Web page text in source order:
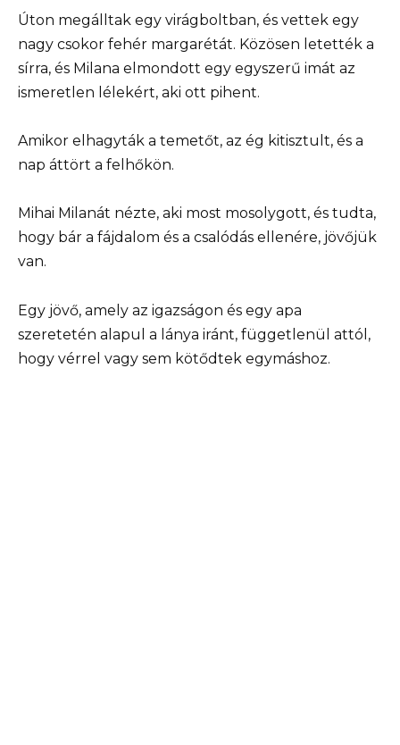
Úton megálltak egy virágboltban, és vettek egy
nagy csokor fehér margarétát. Közösen letették a
sírra, és Milana elmondott egy egyszerű imát az
ismeretlen lélekért, aki ott pihent.
Amikor elhagyták a temetőt, az ég kitisztult, és a
nap áttört a felhőkön.
Mihai Milanát nézte, aki most mosolygott, és tudta,
hogy bár a fájdalom és a csalódás ellenére, jövőjük
van.
Egy jövő, amely az igazságon és egy apa
szeretetén alapul a lánya iránt, függetlenül attól,
hogy vérrel vagy sem kötődtek egymáshoz.